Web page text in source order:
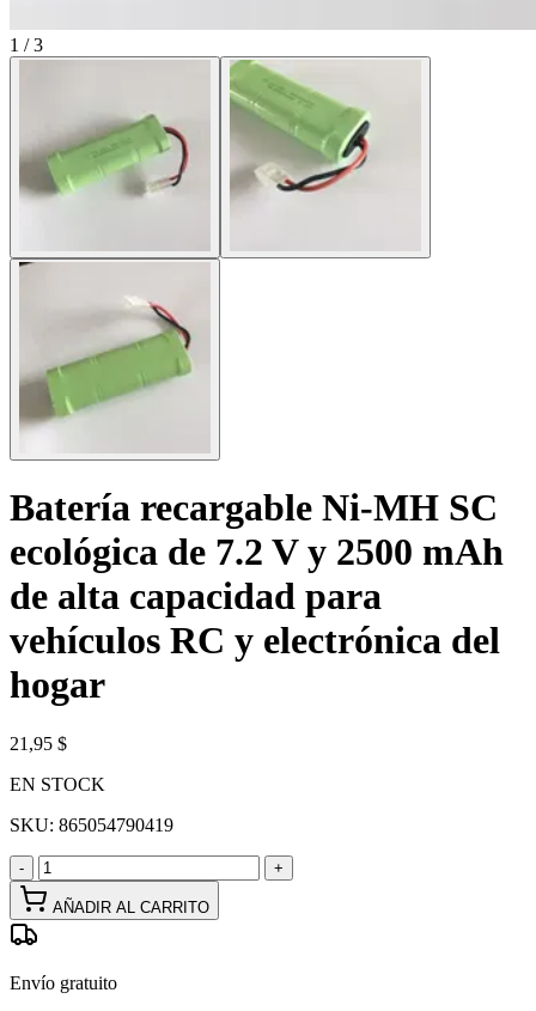
1 / 3
Batería recargable Ni-MH SC
ecológica de 7.2 V y 2500 mAh
de alta capacidad para
vehículos RC y electrónica del
hogar
21,95 $
EN STOCK
SKU: 865054790419
- +
AÑADIR AL CARRITO
Envío gratuito